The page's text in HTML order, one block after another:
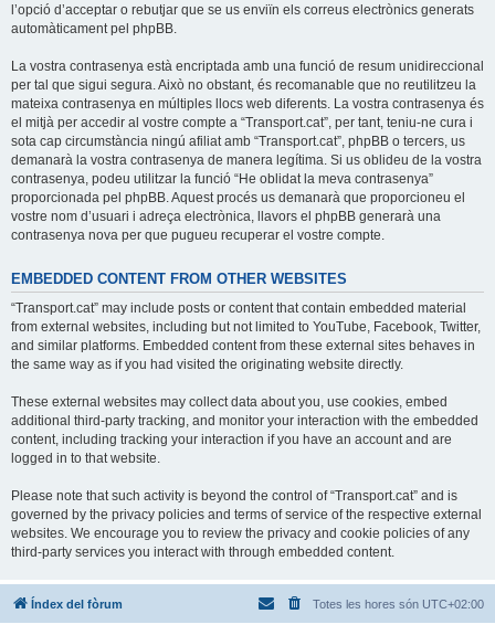
l’opció d’acceptar o rebutjar que se us enviïn els correus electrònics generats
automàticament pel phpBB.
La vostra contrasenya està encriptada amb una funció de resum unidireccional
per tal que sigui segura. Això no obstant, és recomanable que no reutilitzeu la
mateixa contrasenya en múltiples llocs web diferents. La vostra contrasenya és
el mitjà per accedir al vostre compte a “Transport.cat”, per tant, teniu-ne cura i
sota cap circumstància ningú afiliat amb “Transport.cat”, phpBB o tercers, us
demanarà la vostra contrasenya de manera legítima. Si us oblideu de la vostra
contrasenya, podeu utilitzar la funció “He oblidat la meva contrasenya”
proporcionada pel phpBB. Aquest procés us demanarà que proporcioneu el
vostre nom d’usuari i adreça electrònica, llavors el phpBB generarà una
contrasenya nova per que pugueu recuperar el vostre compte.
EMBEDDED CONTENT FROM OTHER WEBSITES
“Transport.cat” may include posts or content that contain embedded material
from external websites, including but not limited to YouTube, Facebook, Twitter,
and similar platforms. Embedded content from these external sites behaves in
the same way as if you had visited the originating website directly.
These external websites may collect data about you, use cookies, embed
additional third-party tracking, and monitor your interaction with the embedded
content, including tracking your interaction if you have an account and are
logged in to that website.
Please note that such activity is beyond the control of “Transport.cat” and is
governed by the privacy policies and terms of service of the respective external
websites. We encourage you to review the privacy and cookie policies of any
third-party services you interact with through embedded content.
Índex del fòrum Totes les hores són UTC+02:00